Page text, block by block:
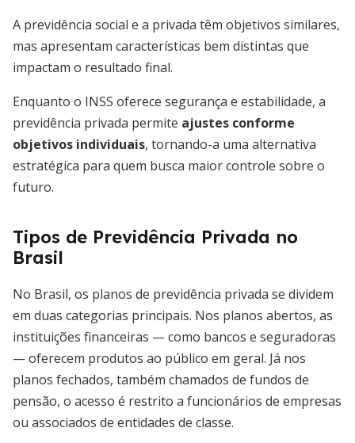
A previdência social e a privada têm objetivos similares,
mas apresentam características bem distintas que
impactam o resultado final.
Enquanto o INSS oferece segurança e estabilidade, a
previdência privada permite ajustes conforme
objetivos individuais, tornando-a uma alternativa
estratégica para quem busca maior controle sobre o
futuro.
Tipos de Previdência Privada no
Brasil
No Brasil, os planos de previdência privada se dividem
em duas categorias principais. Nos planos abertos, as
instituições financeiras — como bancos e seguradoras
— oferecem produtos ao público em geral. Já nos
planos fechados, também chamados de fundos de
pensão, o acesso é restrito a funcionários de empresas
ou associados de entidades de classe.